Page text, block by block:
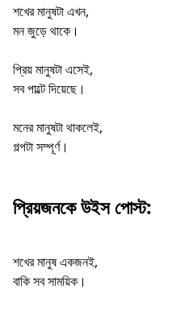
শখের মানুষটা এখন,
মন জুড়ে থাকে।
প্রিয় মানুষটা এসেই,
সব পাল্টে দিয়েছে।
মনের মানুষটা থাকলেই,
গল্পটা সম্পূর্ণ।
প্রিয়জনকে উইস পোস্ট:
শখের মানুষ একজনই,
বাকি সব সাময়িক।